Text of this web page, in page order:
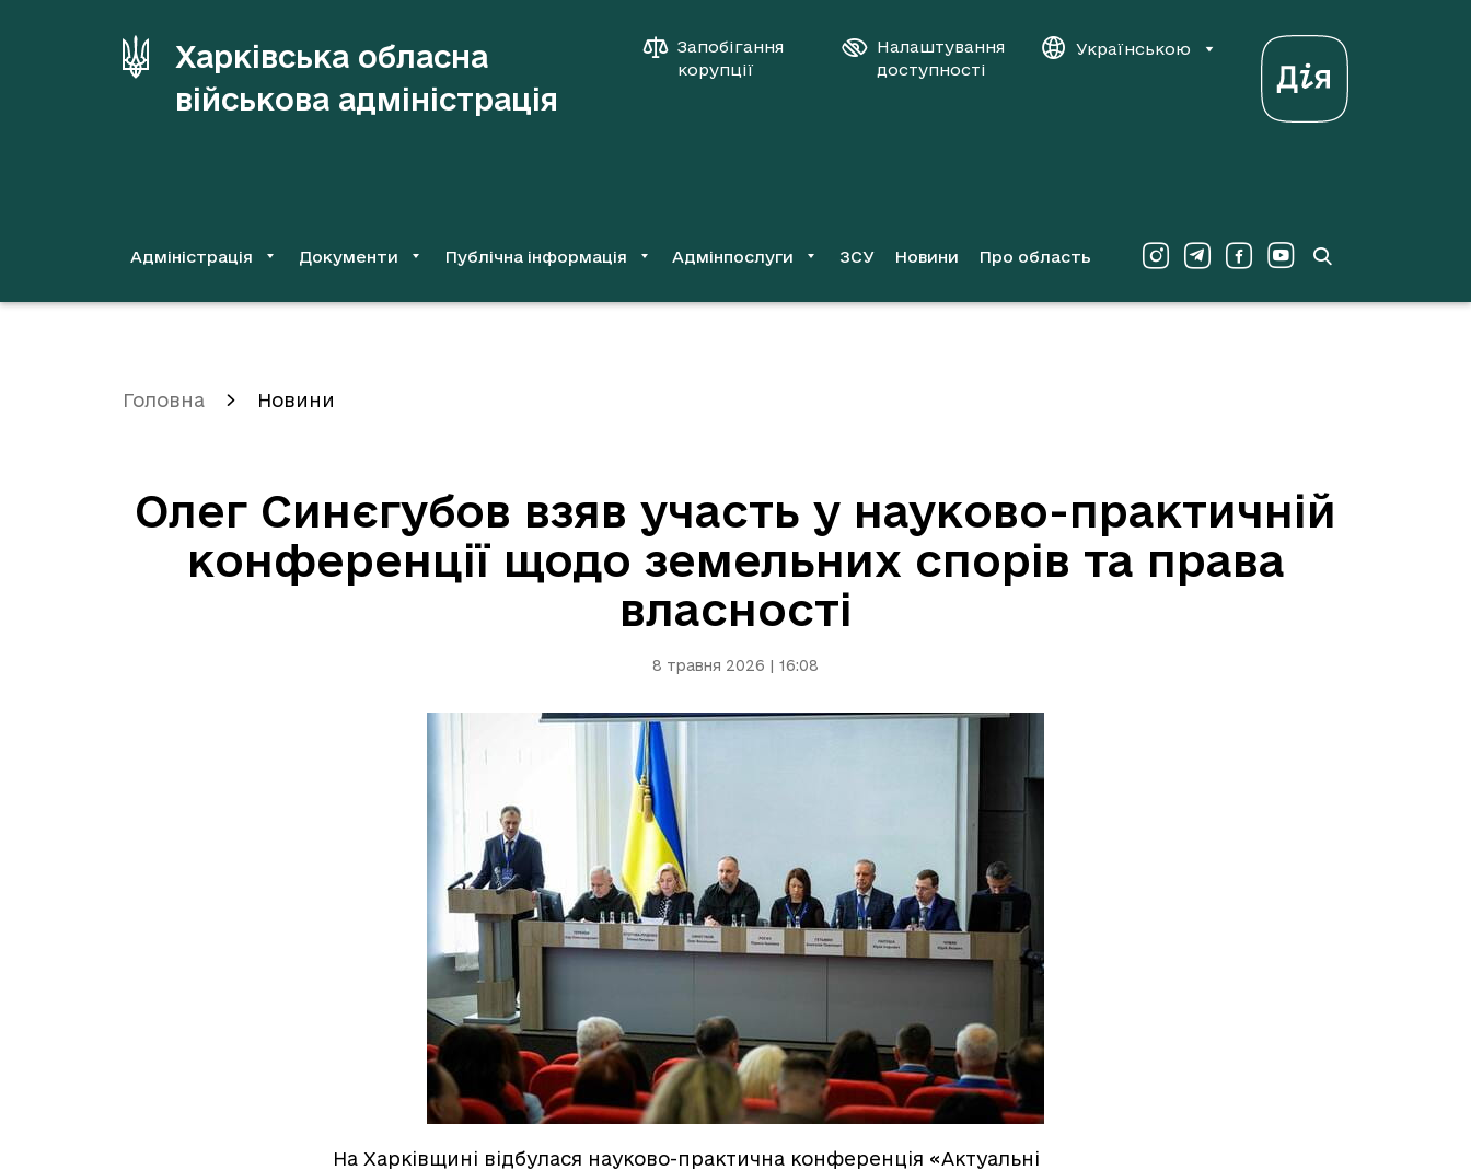
Харківська обласна
військова адміністрація
Запобігання
корупції
Налаштування
доступності
Українською
Адміністрація Документи Публічна інформація Адмінпослуги ЗСУ Новини Про область
Головна Новини
Олег Синєгубов взяв участь у науково-практичній
конференції щодо земельних спорів та права
власності
8 травня 2026 | 16:08
На Харківщині відбулася науково-практична конференція «Актуальні